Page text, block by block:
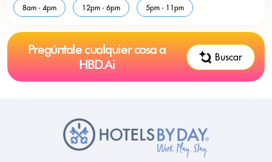
8am - 4pm 12pm - 6pm 5pm - 11pm
Pregúntale cualquier cosa a
HBD.Ai
Buscar